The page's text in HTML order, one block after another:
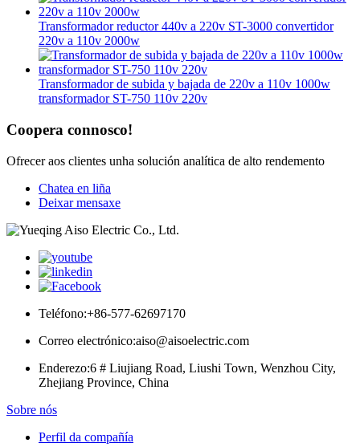
Transformador reductor 440v a 220v ST-3000 convertidor
220v a 110v 2000w
Transformador de subida y bajada de 220v a 110v 1000w
transformador ST-750 110v 220v
Coopera connosco!
Ofrecer aos clientes unha solución analítica de alto rendemento
Chatea en liña
Deixar mensaxe
Teléfono:+86-577-62697170
Correo electrónico:aiso@aisoelectric.com
Enderezo:6 # Liujiang Road, Liushi Town, Wenzhou City,
Zhejiang Province, China
Sobre nós
Perfil da compañía